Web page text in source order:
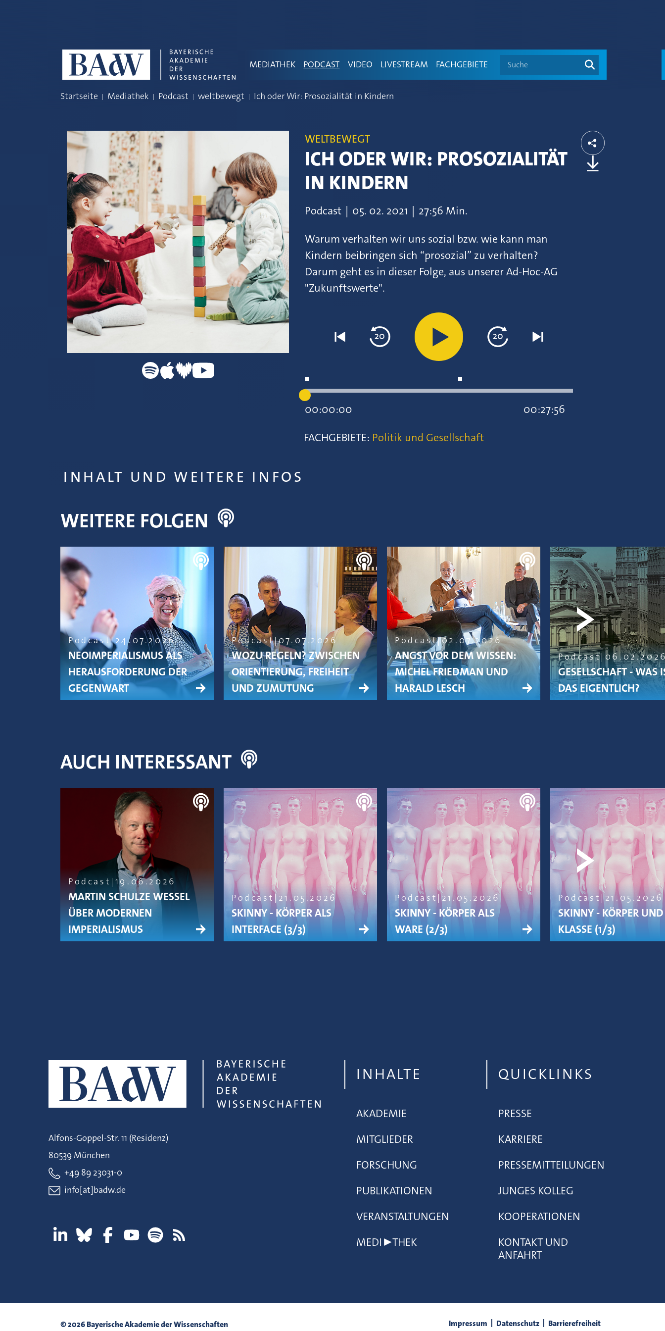
MEDIATHEK PODCAST VIDEO LIVESTREAM FACHGEBIETE Suche
Startseite Mediathek Podcast weltbewegt Ich oder Wir: Prosozialität in Kindern
WELTBEWEGT
ICH ODER WIR: PROSOZIALITÄT
IN KINDERN
Podcast | 05. 02. 2021 | 27:56 Min.
Warum verhalten wir uns sozial bzw. wie kann man
Kindern beibringen sich “prosozial” zu verhalten?
Darum geht es in dieser Folge, aus unserer Ad-Hoc-AG
"Zukunftswerte".
00:00:00
00:27:56
FACHGEBIETE: Politik und Gesellschaft
INHALT UND WEITERE INFOS
WEITERE FOLGEN
Podcast 24.07.2026
NEOIMPERIALISMUS ALS
HERAUSFORDERUNG DER
GEGENWART
Podcast 07.07.2026
WOZU REGELN? ZWISCHEN
ORIENTIERUNG, FREIHEIT
UND ZUMUTUNG
Podcast 02.07.2026
ANGST VOR DEM WISSEN:
MICHEL FRIEDMAN UND
HARALD LESCH
Podcast
GESELLSCHAFT - WAS
DAS EIGENTLICH?
AUCH INTERESSANT
Podcast 19.06.2026
MARTIN SCHULZE WESSEL
ÜBER MODERNEN
IMPERIALISMUS
Podcast 21.05.2026
SKINNY - KÖRPER ALS
INTERFACE (3/3)
Podcast 21.05.2026
SKINNY - KÖRPER ALS
WARE (2/3)
Podcast 21.05.2026
SKINNY - KÖRPER UND
KLASSE (1/3)
Alfons-Goppel-Str. 11 (Residenz)
80539 München
+49 89 23031-0
info[at]badw.de
INHALTE
AKADEMIE
MITGLIEDER
FORSCHUNG
PUBLIKATIONEN
VERANSTALTUNGEN
MEDI▶THEK
QUICKLINKS
PRESSE
KARRIERE
PRESSEMITTEILUNGEN
JUNGES KOLLEG
KOOPERATIONEN
KONTAKT UND
ANFAHRT
© 2026 Bayerische Akademie der Wissenschaften Impressum Datenschutz Barrierefreiheit